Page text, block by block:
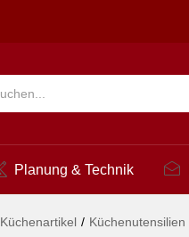
Planung & Technik
Küchenartikel / Küchenutensilien